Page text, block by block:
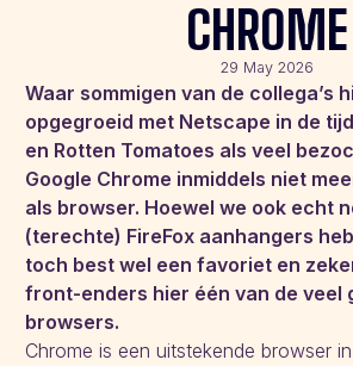
CHROME
29 May 2026
Waar sommigen van de collega’s
opgegroeid met Netscape in de
en Rotten Tomatoes als veel
Google Chrome inmiddels niet
als browser. Hoewel we ook echt
(terechte) FireFox aanhangers
toch best wel een favoriet en
front-enders hier één van de veel
browsers.
Chrome is een uitstekende browser